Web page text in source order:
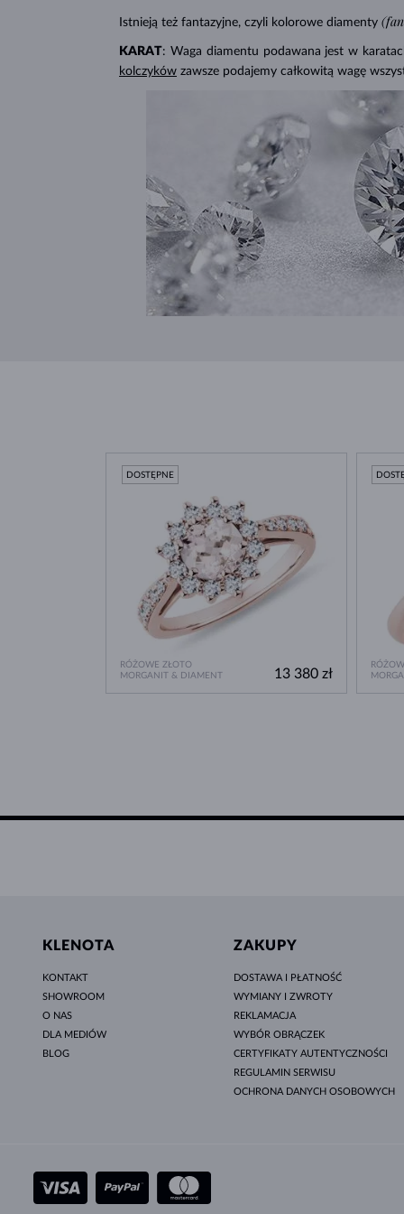
Istnieją też fantazyjne, czyli kolorowe diamenty
KARAT: Waga diamentu podawana jest w
kolczyków zawsze podajemy całkowitą wagę
RÓŻOWE ZŁOTO
MORGANIT & DIAMENT
DOSTĘPNE
13 380 zł
KLENOTA
KONTAKT
SHOWROOM
O NAS
DLA MEDIÓW
BLOG
ZAKUPY
DOSTAWA I PŁATNOŚĆ
WYMIANY I ZWROTY
REKLAMACJA
WYBÓR OBRĄCZEK
CERTYFIKATY AUTENTYCZNOŚCI
REGULAMIN SERWISU
OCHRONA DANYCH OSOBOWYCH